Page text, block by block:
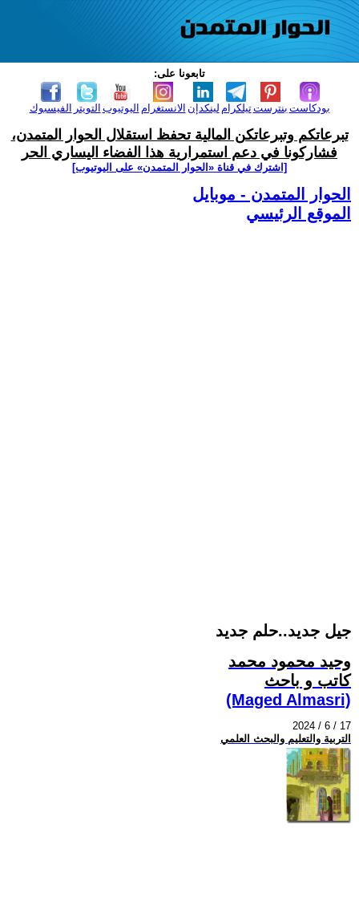
تابعونا على:
الفيسبوك التويتر اليوتيوب الانستغرام لينكدإن تيلكرامبنترست بودكاست
تبرعاتكم وتبرعاتكن المالية تحفظ استقلال الحوار المتمدن،
فشاركونا في دعم استمرارية هذا الفضاء اليساري الحر
[اشترك في قناة ‫«الحوار المتمدن» على اليوتيوب]
الحوار المتمدن - موبايل
الموقع الرئيسي
جيل جديد..حلم جديد
وحيد محمود محمد
كاتب و باحث
(Maged Almasri)
2024 / 6 / 17
التربية والتعليم والبحث العلمي